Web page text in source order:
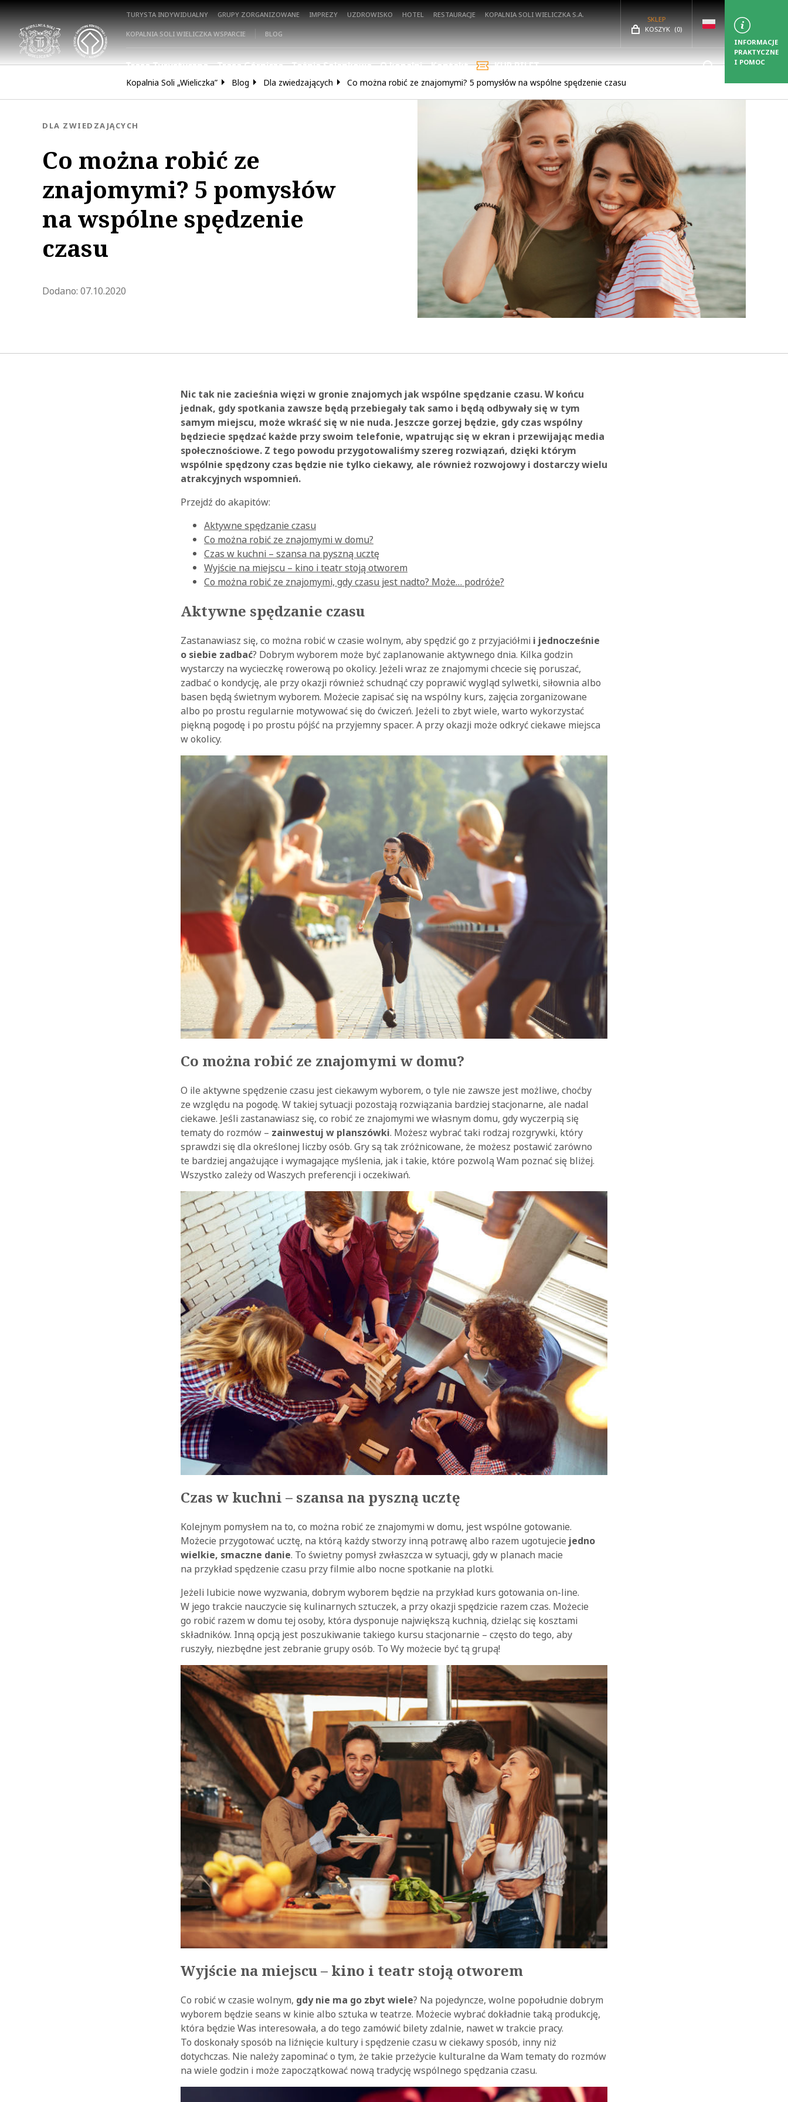
TURYSTA INDYWIDUALNY GRUPY ZORGANIZOWANE IMPREZY UZDROWISKO HOTEL RESTAURACJE
KOPALNIA SOLI WIELICZKA S.A.
KOPALNIA SOLI WIELICZKA WSPARCIE
BLOG
SKLEP
KOSZYK (LICZBA PRODUKTÓW:
0)
Trasa Turystyczna Trasa Górnicza Tężnia Solankowa O kopalni Kontakt KUP BILET
INFORMACJE
PRAKTYCZNE
I POMOC
Kopalnia Soli „Wieliczka” Blog Dla zwiedzających Co można robić ze znajomymi? 5 pomysłów na wspólne spędzenie czasu
Co można robić ze
znajomymi? 5 pomysłów
na wspólne spędzenie
czasu
KATEGORIA:
DLA ZWIEDZAJĄCYCH
Dodano: 07.10.2020
Nic tak nie zacieśnia więzi w gronie znajomych jak wspólne spędzanie czasu. W końcu
jednak, gdy spotkania zawsze będą przebiegały tak samo i będą odbywały się w tym
samym miejscu, może wkraść się w nie nuda. Jeszcze gorzej będzie, gdy czas wspólny
będziecie spędzać każde przy swoim telefonie, wpatrując się w ekran i przewijając media
społecznościowe. Z tego powodu przygotowaliśmy szereg rozwiązań, dzięki którym
wspólnie spędzony czas będzie nie tylko ciekawy, ale również rozwojowy i dostarczy wielu
atrakcyjnych wspomnień.
Przejdź do akapitów:
Aktywne spędzanie czasu
Co można robić ze znajomymi w domu?
Czas w kuchni – szansa na pyszną ucztę
Wyjście na miejscu – kino i teatr stoją otworem
Co można robić ze znajomymi, gdy czasu jest nadto? Może… podróże?
Aktywne spędzanie czasu
Zastanawiasz się, co można robić w czasie wolnym, aby spędzić go z przyjaciółmi i jednocześnie
o siebie zadbać? Dobrym wyborem może być zaplanowanie aktywnego dnia. Kilka godzin
wystarczy na wycieczkę rowerową po okolicy. Jeżeli wraz ze znajomymi chcecie się poruszać,
zadbać o kondycję, ale przy okazji również schudnąć czy poprawić wygląd sylwetki, siłownia albo
basen będą świetnym wyborem. Możecie zapisać się na wspólny kurs, zajęcia zorganizowane
albo po prostu regularnie motywować się do ćwiczeń. Jeżeli to zbyt wiele, warto wykorzystać
piękną pogodę i po prostu pójść na przyjemny spacer. A przy okazji może odkryć ciekawe miejsca
w okolicy.
Co można robić ze znajomymi w domu?
O ile aktywne spędzenie czasu jest ciekawym wyborem, o tyle nie zawsze jest możliwe, choćby
ze względu na pogodę. W takiej sytuacji pozostają rozwiązania bardziej stacjonarne, ale nadal
ciekawe. Jeśli zastanawiasz się, co robić ze znajomymi we własnym domu, gdy wyczerpią się
tematy do rozmów – zainwestuj w planszówki. Możesz wybrać taki rodzaj rozgrywki, który
sprawdzi się dla określonej liczby osób. Gry są tak zróżnicowane, że możesz postawić zarówno
te bardziej angażujące i wymagające myślenia, jak i takie, które pozwolą Wam poznać się bliżej.
Wszystko zależy od Waszych preferencji i oczekiwań.
Czas w kuchni – szansa na pyszną ucztę
Kolejnym pomysłem na to, co można robić ze znajomymi w domu, jest wspólne gotowanie.
Możecie przygotować ucztę, na którą każdy stworzy inną potrawę albo razem ugotujecie jedno
wielkie, smaczne danie. To świetny pomysł zwłaszcza w sytuacji, gdy w planach macie
na przykład spędzenie czasu przy filmie albo nocne spotkanie na plotki.
Jeżeli lubicie nowe wyzwania, dobrym wyborem będzie na przykład kurs gotowania on-line.
W jego trakcie nauczycie się kulinarnych sztuczek, a przy okazji spędzicie razem czas. Możecie
go robić razem w domu tej osoby, która dysponuje największą kuchnią, dzieląc się kosztami
składników. Inną opcją jest poszukiwanie takiego kursu stacjonarnie – często do tego, aby
ruszyły, niezbędne jest zebranie grupy osób. To Wy możecie być tą grupą!
Wyjście na miejscu – kino i teatr stoją otworem
Co robić w czasie wolnym, gdy nie ma go zbyt wiele? Na pojedyncze, wolne popołudnie dobrym
wyborem będzie seans w kinie albo sztuka w teatrze. Możecie wybrać dokładnie taką produkcję,
która będzie Was interesowała, a do tego zamówić bilety zdalnie, nawet w trakcie pracy.
To doskonały sposób na liźnięcie kultury i spędzenie czasu w ciekawy sposób, inny niż
dotychczas. Nie należy zapominać o tym, że takie przeżycie kulturalne da Wam tematy do rozmów
na wiele godzin i może zapoczątkować nową tradycję wspólnego spędzania czasu.
OK